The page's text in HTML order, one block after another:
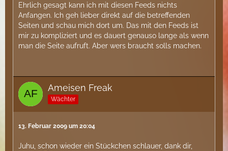
Ehrlich gesagt kann ich mit diesen Feeds nichts
Anfangen. Ich geh lieber direkt auf die betreffenden
Seiten und schau mich dort um. Das mit den Feeds ist
mir zu kompliziert und es dauert genauso lange als wenn
man die Seite aufruft. Aber wers braucht solls machen.
Ameisen Freak
Wächter
13. Februar 2009 um 20:04
Juhu, schon wieder ein Stückchen schlauer, dank dir,